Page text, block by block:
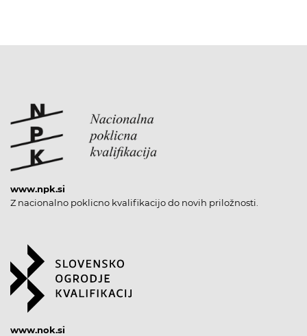
www.npk.si
Z nacionalno poklicno kvalifikacijo do novih priložnosti.
www.nok.si